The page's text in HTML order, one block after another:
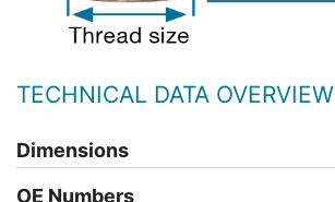
TECHNICAL DATA OVERVIEW
Dimensions
OE Numbers